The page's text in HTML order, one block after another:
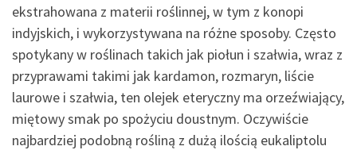
ekstrahowana z materii roślinnej, w tym z konopi
indyjskich, i wykorzystywana na różne sposoby. Często
spotykany w roślinach takich jak piołun i szałwia, wraz z
przyprawami takimi jak kardamon, rozmaryn, liście
laurowe i szałwia, ten olejek eteryczny ma orzeźwiający,
miętowy smak po spożyciu doustnym. Oczywiście
najbardziej podobną rośliną z dużą ilością eukaliptolu